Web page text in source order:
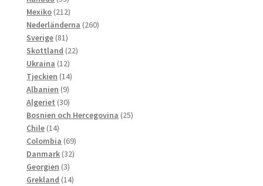
produkter
Mexiko 212212
produkter
Nederländerna 260260
Sverige 8181
produkter
Skottland 2222
Ukraina 1212
produkter
Tjeckien 1414
Albanien 99
produkter
Algeriet 3030
produkter
Bosnien och Hercegovina 2525
Chile 1414
produkter
Colombia 6969
produkter
Danmark 3232
Georgien 33
produkter
Grekland 1414